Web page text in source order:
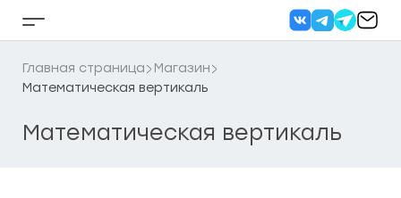
Кнопка
бокового
меню
Главная страница
Магазин
Математическая вертикаль
Математическая вертикаль